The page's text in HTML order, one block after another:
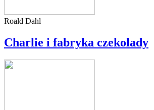
Roald Dahl
Charlie i fabryka czekolady